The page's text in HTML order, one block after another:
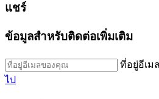
แชร์
ข้อมูลสำหรับติดต่อเพิ่มเติม
ที่อยู่อีเม
ไป